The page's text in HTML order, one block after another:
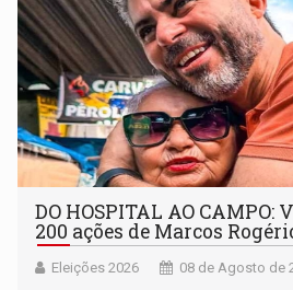
DO HOSPITAL AO CAMPO:
200 ações de Marcos
Eleições 2026 08 de Agosto de